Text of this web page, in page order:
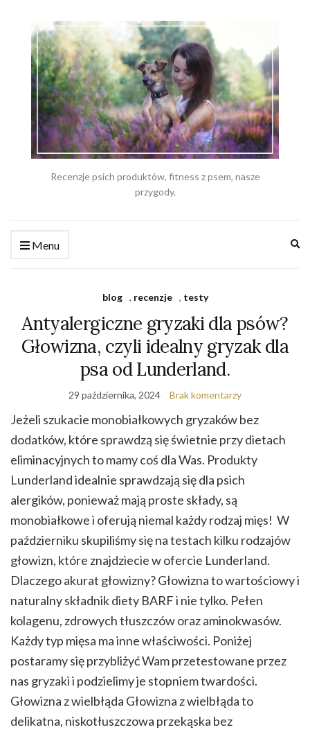
Recenzje psich produktów, fitness z psem, nasze
przygody.
Menu
blog , recenzje , testy
Antyalergiczne gryzaki dla psów?
Głowizna, czyli idealny gryzak dla
psa od Lunderland.
29 października, 2024 Brak komentarzy
Jeżeli szukacie monobiałkowych gryzaków bez
dodatków, które sprawdzą się świetnie przy dietach
eliminacyjnych to mamy coś dla Was. Produkty
Lunderland idealnie sprawdzają się dla psich
alergików, ponieważ mają proste składy, są
monobiałkowe i oferują niemal każdy rodzaj mięs! W
październiku skupiliśmy się na testach kilku rodzajów
głowizn, które znajdziecie w ofercie Lunderland.
Dlaczego akurat głowizny? Głowizna to wartościowy i
naturalny składnik diety BARF i nie tylko. Pełen
kolagenu, zdrowych tłuszczów oraz aminokwasów.
Każdy typ mięsa ma inne właściwości. Poniżej
postaramy się przybliżyć Wam przetestowane przez
nas gryzaki i podzielimy je stopniem twardości.
Głowizna z wielbłąda Głowizna z wielbłąda to
delikatna, niskotłuszczowa przekąska bez